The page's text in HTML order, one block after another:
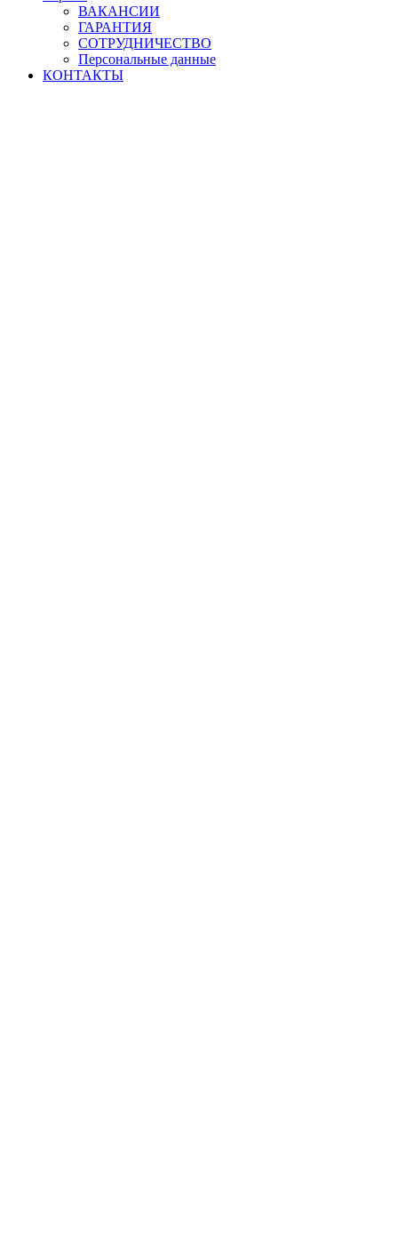
ВАКАНСИИ
ГАРАНТИЯ
СОТРУДНИЧЕСТВО
Персональные данные
КОНТАКТЫ